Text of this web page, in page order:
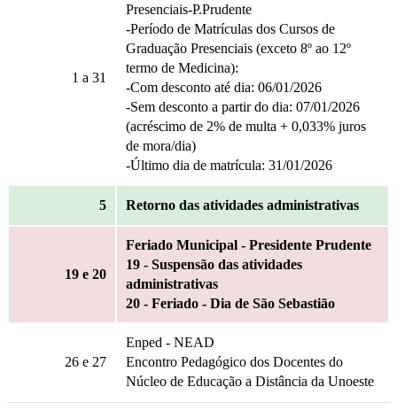
1 a 31
Presenciais-P.Prudente
-Período de Matrículas dos Cursos de
Graduação Presenciais (exceto 8º ao 12º
termo de Medicina):
-Com desconto até dia: 06/01/2026
-Sem desconto a partir do dia: 07/01/2026
(acréscimo de 2% de multa + 0,033% juros
de mora/dia)
-Último dia de matrícula: 31/01/2026
5 Retorno das atividades administrativas
19 e 20
Feriado Municipal - Presidente Prudente
19 - Suspensão das atividades
administrativas
20 - Feriado - Dia de São Sebastião
26 e 27
Enped - NEAD
Encontro Pedagógico dos Docentes do
Núcleo de Educação a Distância da Unoeste